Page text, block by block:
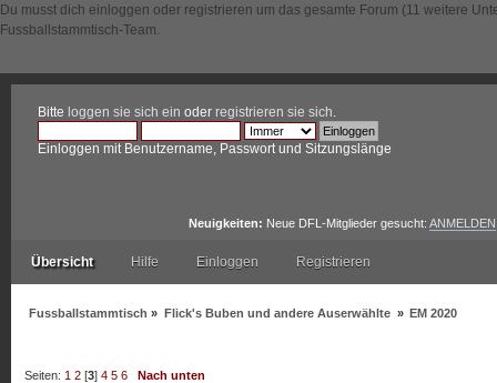
Du musst dich einloggen oder registrieren um das gesamte Forum (11 weitere
Fussballstammtisch-Team.
Bitte loggen sie sich ein oder registrieren sie sich
Einloggen mit Benutzername, Passwort und Sitzungslänge
Neuigkeiten: Neue DFL-Mitglieder gesucht: ANMELDEN
Übersicht Hilfe Einloggen Registrieren
Fussballstammtisch » Flick's Buben und andere Auserwählte » EM 2020
Seiten: 1 2 [3]4 5 6 Nach unten